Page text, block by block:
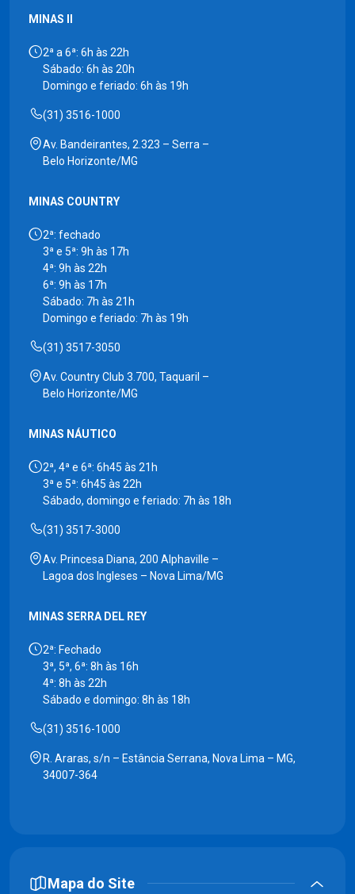
MINAS II
2ª a 6ª: 6h às 22h
Sábado: 6h às 20h
Domingo e feriado: 6h às 19h
(31) 3516-1000
Av. Bandeirantes, 2.323 – Serra –
Belo Horizonte/MG
MINAS COUNTRY
2ª: fechado
3ª e 5ª: 9h às 17h
4ª: 9h às 22h
6ª: 9h às 17h
Sábado: 7h às 21h
Domingo e feriado: 7h às 19h
(31) 3517-3050
Av. Country Club 3.700, Taquaril –
Belo Horizonte/MG
MINAS NÁUTICO
2ª, 4ª e 6ª: 6h45 às 21h
3ª e 5ª: 6h45 às 22h
Sábado, domingo e feriado: 7h às 18h
(31) 3517-3000
Av. Princesa Diana, 200 Alphaville –
Lagoa dos Ingleses – Nova Lima/MG
MINAS SERRA DEL REY
2ª: Fechado
3ª, 5ª, 6ª: 8h às 16h
4ª: 8h às 22h
Sábado e domingo: 8h às 18h
(31) 3516-1000
R. Araras, s/n – Estância Serrana, Nova Lima – MG,
34007-364
Mapa do Site